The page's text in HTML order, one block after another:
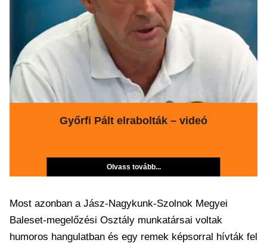
Győrfi Pált elrabolták – videó
Olvass tovább...
Most azonban a Jász-Nagykunk-Szolnok Megyei
Baleset-megelőzési Osztály munkatársai voltak
humoros hangulatban és egy remek képsorral hívták fel